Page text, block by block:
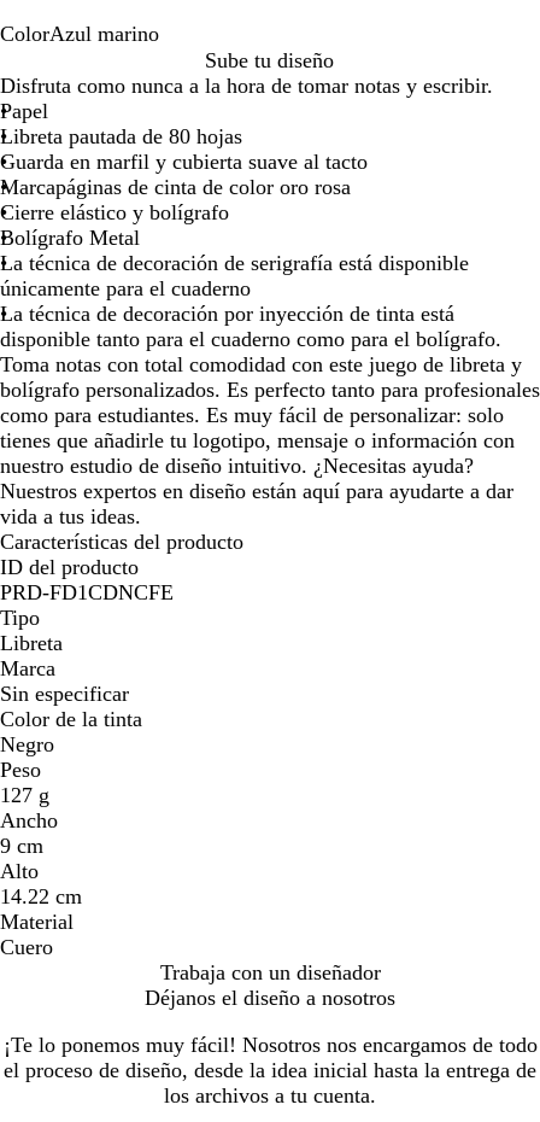
ColorAzul marino
z
u
l
m
a
r
i
n
o
Sube tu diseño
Disfruta como nunca a la hora de tomar notas y escribir.
Papel
Libreta pautada de 80 hojas
Guarda en marfil y cubierta suave al tacto
Marcapáginas de cinta de color oro rosa
Cierre elástico y bolígrafo
Bolígrafo Metal
La técnica de decoración de serigrafía está disponible
únicamente para el cuaderno
La técnica de decoración por inyección de tinta está
disponible tanto para el cuaderno como para el bolígrafo.
Toma notas con total comodidad con este juego de libreta y
bolígrafo personalizados. Es perfecto tanto para profesionales
como para estudiantes. Es muy fácil de personalizar: solo
tienes que añadirle tu logotipo, mensaje o información con
nuestro estudio de diseño intuitivo. ¿Necesitas ayuda?
Nuestros expertos en diseño están aquí para ayudarte a dar
vida a tus ideas.
Características del producto
ID del producto
PRD-FD1CDNCFE
Tipo
Libreta
Marca
Sin especificar
Color de la tinta
Negro
Peso
127 g
Ancho
9 cm
Alto
14.22 cm
Material
Cuero
Trabaja con un diseñador
Déjanos el diseño a nosotros
¡Te lo ponemos muy fácil! Nosotros nos encargamos de todo
el proceso de diseño, desde la idea inicial hasta la entrega de
los archivos a tu cuenta.